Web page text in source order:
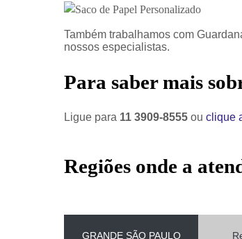
Também trabalhamos com
nossos especialistas.
Para saber mais
Ligue para 11 3909-8555 ou clique
Regiões onde a
GRANDE SÃO PAULO